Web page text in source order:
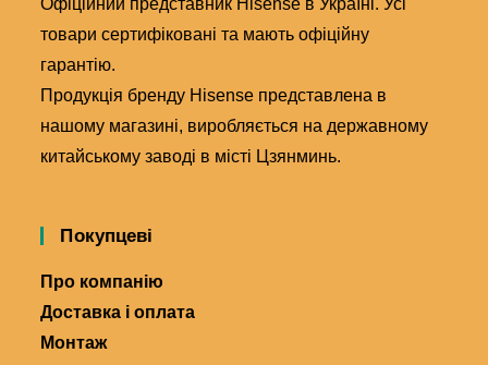
Офіційний представник Hisense в Україні. Усі
товари сертифіковані та мають офіційну
гарантію.
Продукція бренду Hisense представлена в
нашому магазині, виробляється на державному
китайському заводі в місті Цзянминь.
Покупцеві
Про компанію
Доставка і оплата
Монтаж